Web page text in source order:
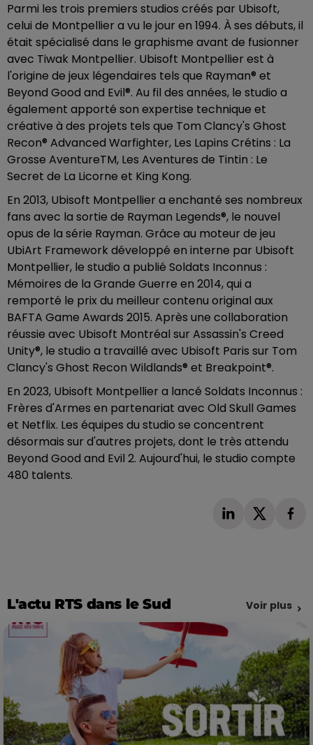
Parmi les trois premiers studios créés par Ubisoft,
celui de Montpellier a vu le jour en 1994. À ses débuts, il
était spécialisé dans le graphisme avant de fusionner
avec Tiwak Montpellier. Ubisoft Montpellier est à
l'origine de jeux légendaires tels que Rayman® et
Beyond Good and Evil®. Au fil des années, le studio a
également apporté son expertise technique et
créative à des projets tels que Tom Clancy's Ghost
Recon® Advanced Warfighter, Les Lapins Crétins : La
Grosse AventureTM, Les Aventures de Tintin : Le
Secret de La Licorne et King Kong.
En 2013, Ubisoft Montpellier a enchanté ses nombreux
fans avec la sortie de Rayman Legends®, le nouvel
opus de la série Rayman. Grâce au moteur de jeu
UbiArt Framework développé en interne par Ubisoft
Montpellier, le studio a publié Soldats Inconnus :
Mémoires de la Grande Guerre en 2014, qui a
remporté le prix du meilleur contenu original aux
BAFTA Game Awards 2015. Après une collaboration
réussie avec Ubisoft Montréal sur Assassin's Creed
Unity®, le studio a travaillé avec Ubisoft Paris sur Tom
Clancy's Ghost Recon Wildlands® et Breakpoint®.
En 2023, Ubisoft Montpellier a lancé Soldats Inconnus :
Frères d'Armes en partenariat avec Old Skull Games
et Netflix. Les équipes du studio se concentrent
désormais sur d'autres projets, dont le très attendu
Beyond Good and Evil 2. Aujourd'hui, le studio compte
480 talents.
L'actu RTS dans le Sud Voir plus